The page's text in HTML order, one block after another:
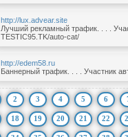
http://lux.advear.site
Лучший рекламный трафик. . . .
TESTIC95.TK/auto-cat/
http://edem58.ru
Баннерный трафик. . . . Участник
2 3 4 5 6
18 19 20 21 22